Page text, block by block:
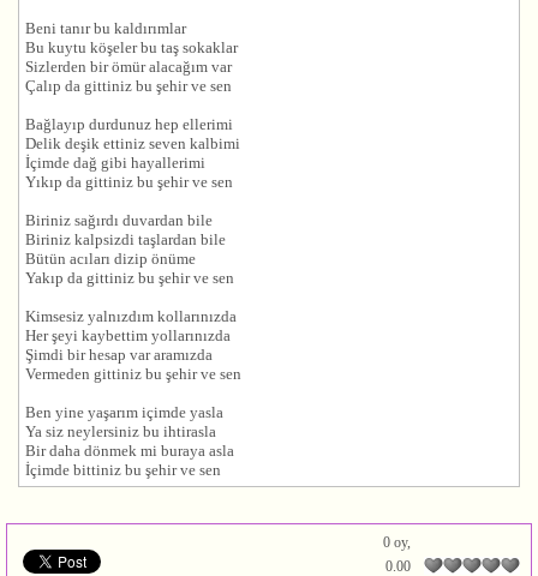
Beni tanır bu kaldırımlar
Bu kuytu köşeler bu taş sokaklar
Sizlerden bir ömür alacağım var
Çalıp da gittiniz bu şehir ve sen
Bağlayıp durdunuz hep ellerimi
Delik deşik ettiniz seven kalbimi
İçimde dağ gibi hayallerimi
Yıkıp da gittiniz bu şehir ve sen
Biriniz sağırdı duvardan bile
Biriniz kalpsizdi taşlardan bile
Bütün acıları dizip önüme
Yakıp da gittiniz bu şehir ve sen
Kimsesiz yalnızdım kollarınızda
Her şeyi kaybettim yollarınızda
Şimdi bir hesap var aramızda
Vermeden gittiniz bu şehir ve sen
Ben yine yaşarım içimde yasla
Ya siz neylersiniz bu ihtirasla
Bir daha dönmek mi buraya asla
İçimde bittiniz bu şehir ve sen
0 oy,
0.00